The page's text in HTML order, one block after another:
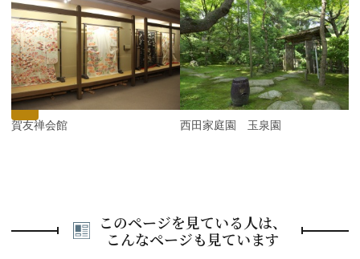
P
r
e
v
i
o
u
s
加賀友禅会館 西田家庭園 玉泉園
N
e
x
t
このページを見ている人は、
こんなページも見ています